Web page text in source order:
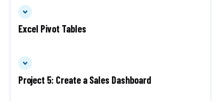
Excel Pivot Tables
Project 5: Create a Sales Dashboard